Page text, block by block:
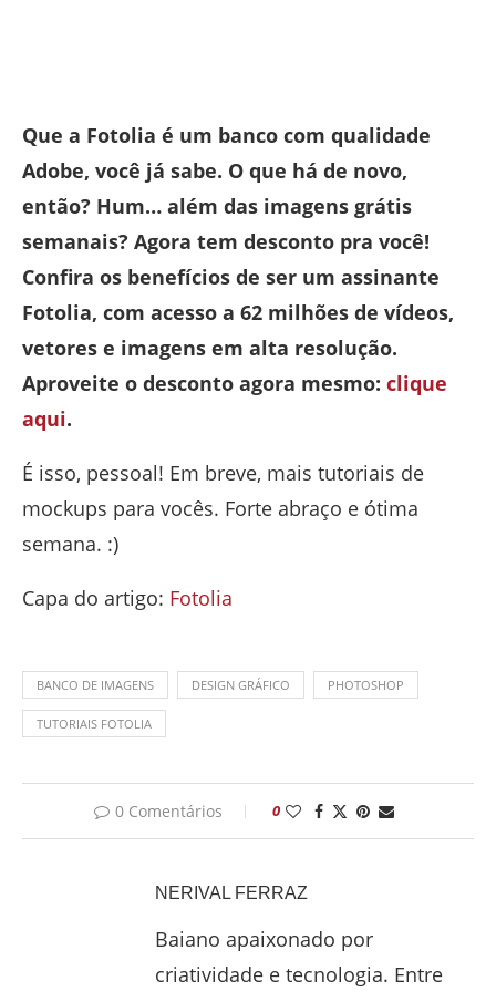
Que a Fotolia é um banco com qualidade
Adobe, você já sabe. O que há de novo,
então? Hum… além das imagens grátis
semanais? Agora tem desconto pra você!
Confira os benefícios de ser um assinante
Fotolia, com acesso a 62 milhões de vídeos,
vetores e imagens em alta resolução.
Aproveite o desconto agora mesmo: clique
aqui.
É isso, pessoal! Em breve, mais tutoriais de
mockups para vocês. Forte abraço e ótima
semana. :)
Capa do artigo: Fotolia
BANCO DE IMAGENS DESIGN GRÁFICO PHOTOSHOP
TUTORIAIS FOTOLIA
0 Comentários 0
NERIVAL FERRAZ
Baiano apaixonado por
criatividade e tecnologia. Entre